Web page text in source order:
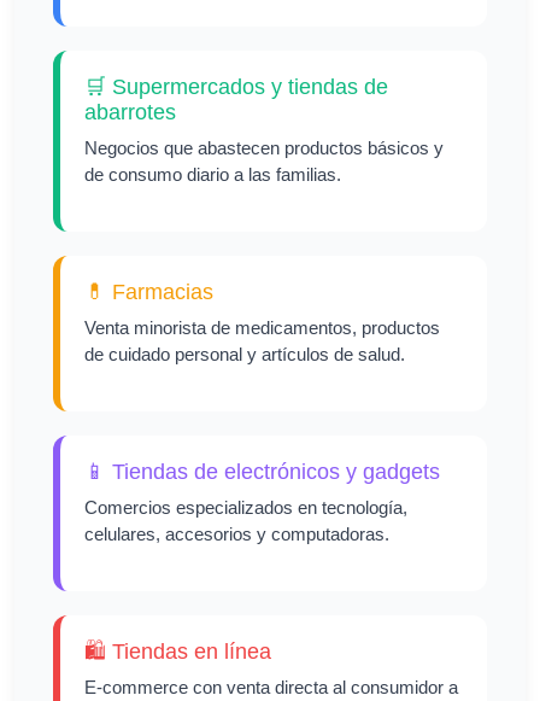
🛒 Supermercados y tiendas de
abarrotes
Negocios que abastecen productos básicos y
de consumo diario a las familias.
💊 Farmacias
Venta minorista de medicamentos, productos
de cuidado personal y artículos de salud.
📱 Tiendas de electrónicos y gadgets
Comercios especializados en tecnología,
celulares, accesorios y computadoras.
🛍️ Tiendas en línea
E-commerce con venta directa al consumidor a